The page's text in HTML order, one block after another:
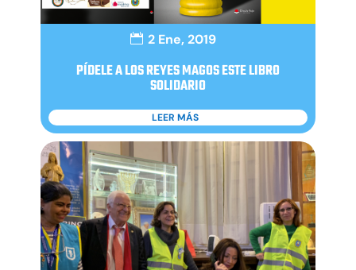
2 Ene, 2019
PÍDELE A LOS REYES MAGOS ESTE LIBRO
SOLIDARIO
LEER MÁS